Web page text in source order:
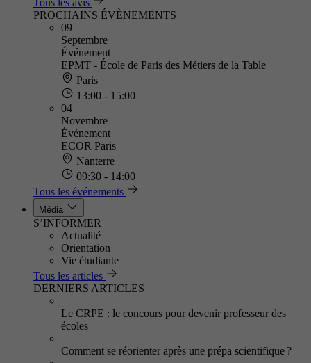
Tous les avis
PROCHAINS ÉVÈNEMENTS
09
Septembre
Événement
EPMT - École de Paris des Métiers de la Table
Paris
13:00 - 15:00
04
Novembre
Événement
ECOR Paris
Nanterre
09:30 - 14:00
Tous les événements
Média
S’INFORMER
Actualité
Orientation
Vie étudiante
Tous les articles
DERNIERS ARTICLES
Le CRPE : le concours pour devenir professeur des
écoles
Comment se réorienter après une prépa scientifique ?